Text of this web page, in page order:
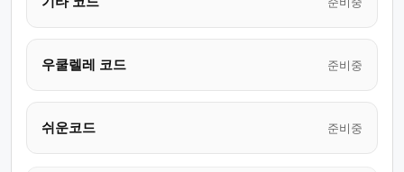
우쿨렐레 코드 준비중
쉬운코드 준비중